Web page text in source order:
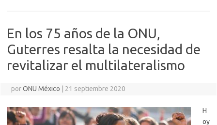
En los 75 años de la ONU,
Guterres resalta la necesidad de
revitalizar el multilateralismo
porONU México 21 septiembre 2020
H
oy